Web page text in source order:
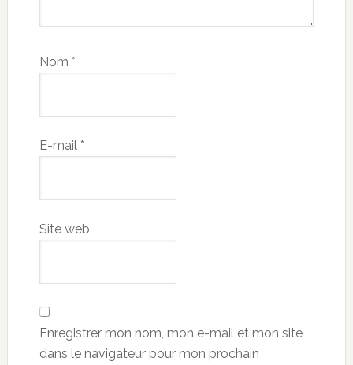
Nom *
E-mail *
Site web
Enregistrer mon nom, mon e-mail et mon site
dans le navigateur pour mon prochain